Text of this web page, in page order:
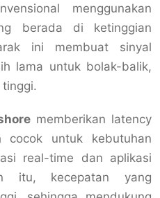
menggunakan
berada di ketinggian
ini membuat sinyal
lama untuk bolak-balik,
memberikan latency
untuk kebutuhan
real-time dan aplikasi
itu, kecepatan yang